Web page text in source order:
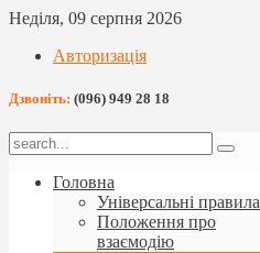
Неділя, 09 серпня 2026
Авторизація
Дзвоніть: (096) 949 28 18
Головна
Універсальні правила
Положення про
взаємодію